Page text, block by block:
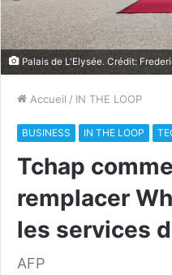
Palais de L'Elysée. Crédit:
Accueil / IN THE LOOP
BUSINESS IN THE LOOP
Tchap
remplacer
les services
AFP